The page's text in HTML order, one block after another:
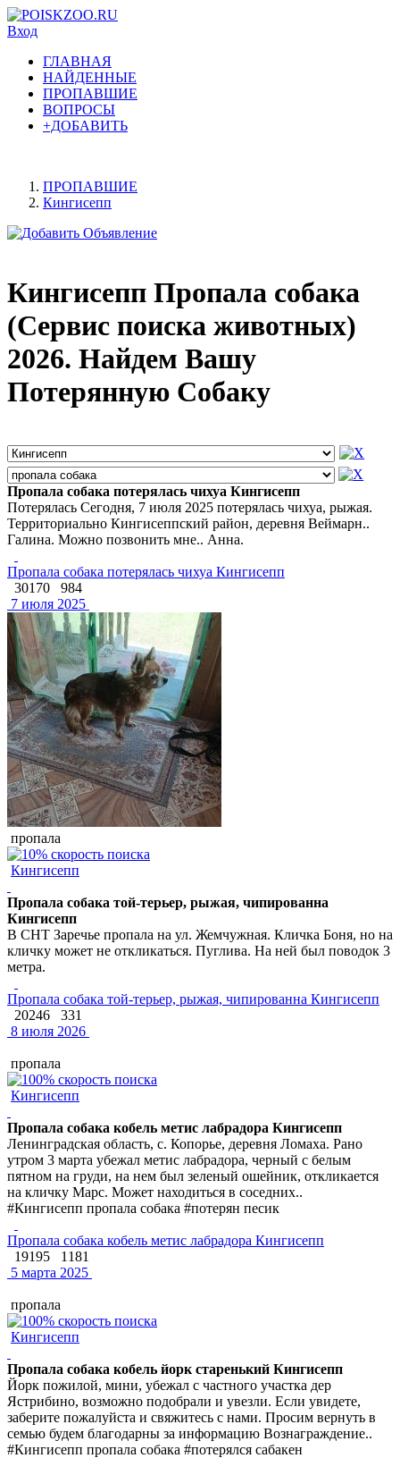
Вход
ГЛАВНАЯ
НАЙДЕННЫЕ
ПРОПАВШИЕ
ВОПРОСЫ
+ДОБАВИТЬ
ПРОПАВШИЕ
Кингисепп
Кингисепп Пропала собака
(Сервис поиска животных)
2026. Найдем Вашу
Потерянную Собаку
Пропала собака потерялась чихуа Кингисепп
Потерялась Сегодня, 7 июля 2025 потерялась чихуа, рыжая.
Территориально Кингисеппский район, деревня Веймарн..
Галина. Можно позвонить мне.. Анна.
Пропала собака потерялась чихуа Кингисепп
30170
984
7 июля 2025
пропала
Кингисепп
Пропала собака той-терьер, рыжая, чипированна
Кингисепп
В СНТ Заречье пропала на ул. Жемчужная. Кличка Боня, но на
кличку может не откликаться. Пуглива. На ней был поводок 3
метра.
Пропала собака той-терьер, рыжая, чипированна Кингисепп
20246
331
8 июля 2026
пропала
Кингисепп
Пропала собака кобель метис лабрадора Кингисепп
Ленинградская область, с. Копорье, деревня Ломаха. Рано
утром 3 марта убежал метис лабрадора, черный с белым
пятном на груди, на нем был зеленый ошейник, откликается
на кличку Марс. Может находиться в соседних..
#Кингисепп пропала собака #потерян песик
Пропала собака кобель метис лабрадора Кингисепп
19195
1181
5 марта 2025
пропала
Кингисепп
Пропала собака кобель йорк старенький Кингисепп
Йорк пожилой, мини, убежал с частного участка дер
Ястрибино, возможно подобрали и увезли. Если увидете,
заберите пожалуйста и свяжитесь с нами. Просим вернуть в
семью будем благодарны за информацию Вознаграждение..
#Кингисепп пропала собака #потерялся сабакен